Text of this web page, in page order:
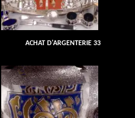
ACHAT D'ARGENTERIE 33